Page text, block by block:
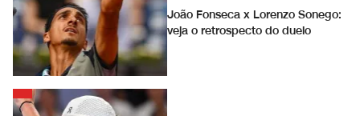
João Fonseca x Lorenzo Sonego:
veja o retrospecto do duelo